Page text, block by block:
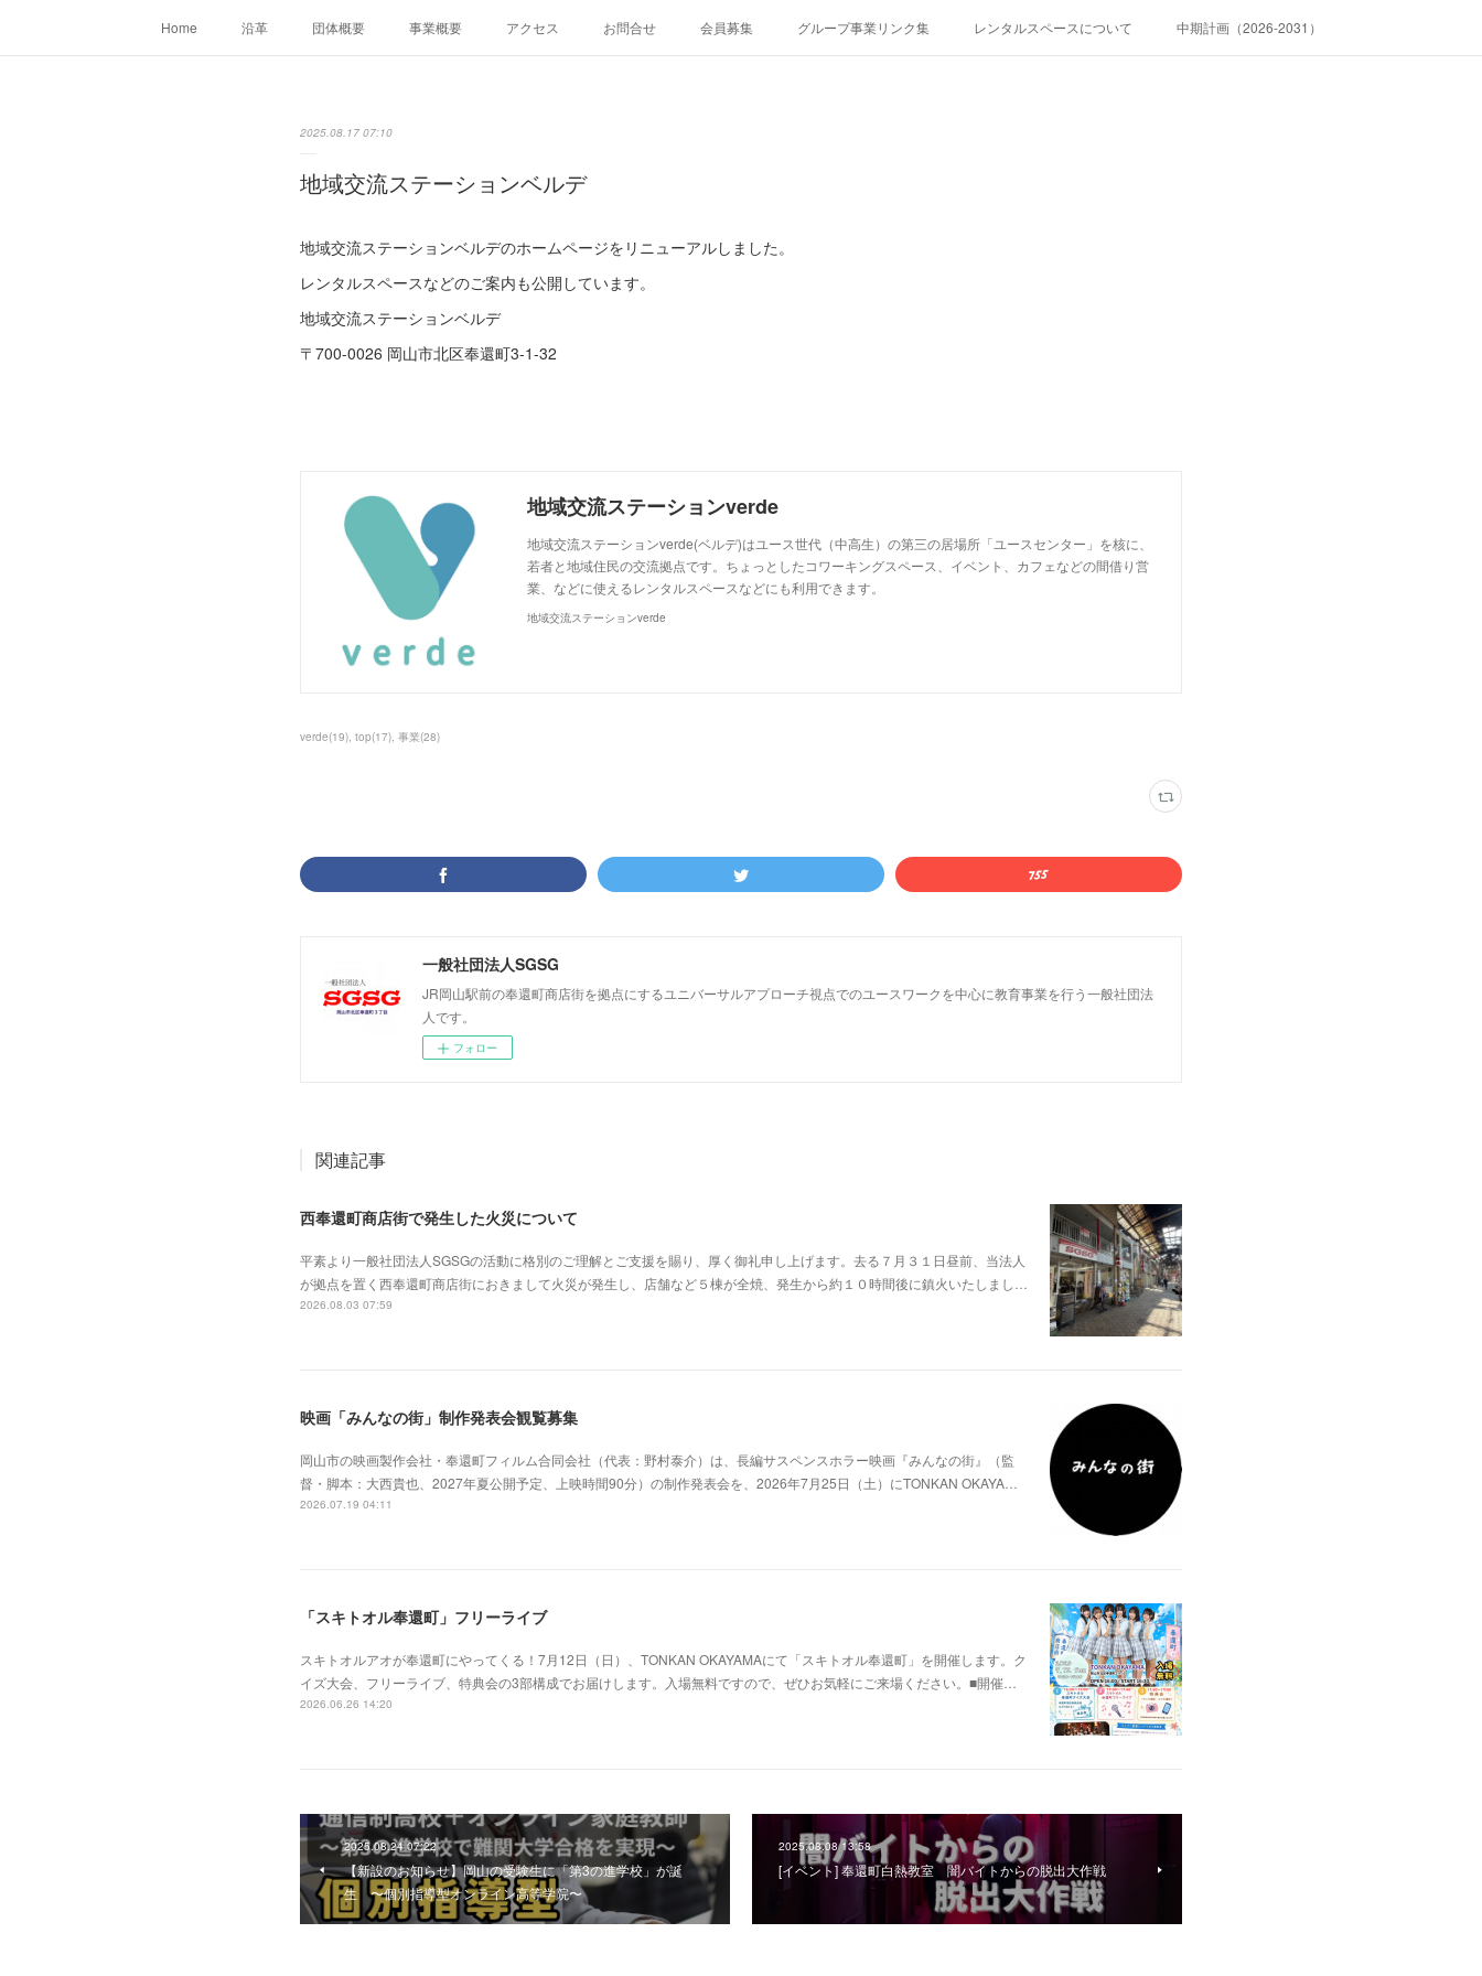
Home 沿革 団体概要 事業概要 アクセス お問合せ 会員募集 グループ事業リンク集 レンタルスペースについて 中期計画（2026-2031）
2025.08.17 07:10
地域交流ステーションベルデ
地域交流ステーションベルデのホームページをリニューアルしました。
レンタルスペースなどのご案内も公開しています。
地域交流ステーションベルデ
〒700-0026 岡山市北区奉還町3-1-32
地域交流ステーションverde
地域交流ステーションverde(ベルデ)はユース世代（中高生）の第三の居場所「ユースセンター」を核に、
若者と地域住民の交流拠点です。ちょっとしたコワーキングスペース、イベント、カフェなどの間借り営
業、などに使えるレンタルスペースなどにも利用できます。
地域交流ステーションverde
verde(19) top(17) 事業(28)
一般社団法人SGSG
JR岡山駅前の奉還町商店街を拠点にするユニバーサルアプローチ視点でのユースワークを中心に教育事業を行う一般社団法
人です。
フォロー
関連記事
西奉還町商店街で発生した火災について
平素より一般社団法人SGSGの活動に格別のご理解とご支援を賜り、厚く御礼申し上げます。去る７月３１日昼前、当法人
が拠点を置く西奉還町商店街におきまして火災が発生し、店舗など５棟が全焼、発生から約１０時間後に鎮火いたしまし…
2026.08.03 07:59
映画「みんなの街」制作発表会観覧募集
岡山市の映画製作会社・奉還町フィルム合同会社（代表：野村泰介）は、長編サスペンスホラー映画『みんなの街』（監
督・脚本：大西貴也、2027年夏公開予定、上映時間90分）の制作発表会を、2026年7月25日（土）にTONKAN OKAYA…
2026.07.19 04:11
「スキトオル奉還町」フリーライブ
スキトオルアオが奉還町にやってくる！7月12日（日）、TONKAN OKAYAMAにて「スキトオル奉還町」を開催します。ク
イズ大会、フリーライブ、特典会の3部構成でお届けします。入場無料ですので、ぜひお気軽にご来場ください。■開催…
2026.06.26 14:20
2025.08.24 07:22
【新設のお知らせ】岡山の受験生に「第3の進学校」が誕
生 〜個別指導型オンライン高等学院〜
2025.08.08 13:58
[イベント] 奉還町白熱教室 闇バイトからの脱出大作戦